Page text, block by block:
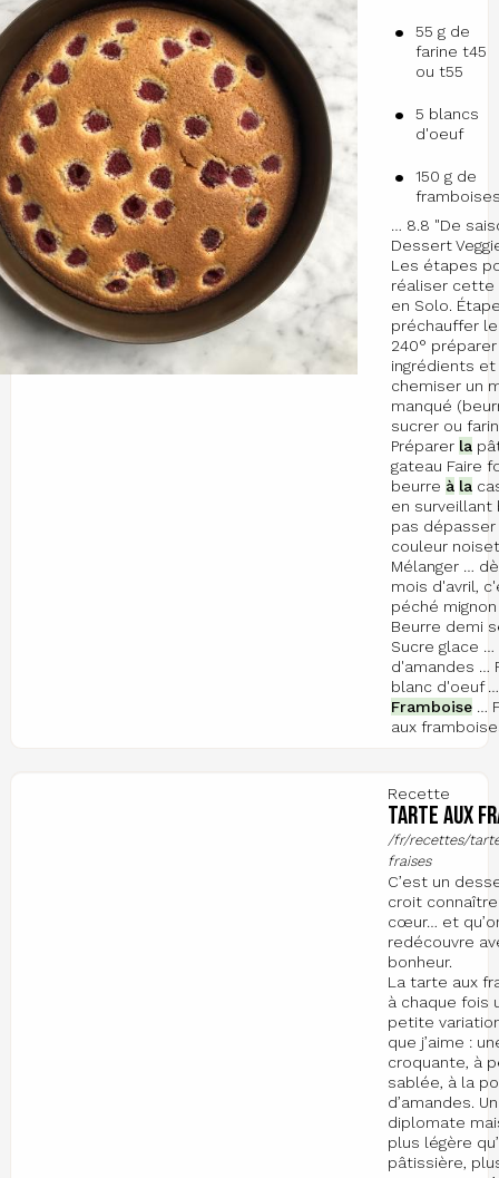
55 g de
farine t45
ou t55
5 blancs
d'oeuf
150 g de
… 8.8 "De
Dessert
Les étapes
réaliser
en Solo.
préchauffer
240°
ingrédients et
chemiser un
manqué
sucrer ou
Préparer la
gateau Faire
beurre à la
en surveillant
pas dépasser
couleur
Mélanger …
mois d'avril,
péché
Beurre demi
Sucre glace …
d'amandes …
blanc d'oeuf …
Framboise…
aux
Recette
Tarte aux
/fr/recettes/
fraises
C’est un
croit
cœur… et
redécouvre
bonheur.
La tarte aux
à chaque fois
petite
que j’aime :
croquante, à
sablée, à la
d’amandes.
diplomate
plus légère
pâtissière,